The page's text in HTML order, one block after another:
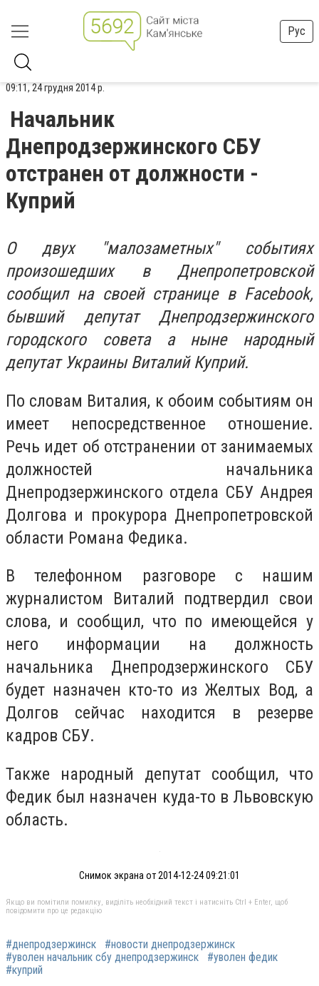
Рус
09:11, 24 грудня 2014 р.
Начальник
Днепродзержинского СБУ
отстранен от должности -
Куприй
О двух "малозаметных" событиях
произошедших в Днепропетровской
сообщил на своей странице в Facebook,
бывший депутат Днепродзержинского
городского совета а ныне народный
депутат Украины Виталий Куприй.
По словам Виталия, к обоим событиям он
имеет непосредственное отношение.
Речь идет об отстранении от занимаемых
должностей начальника
Днепродзержинского отдела СБУ Андрея
Долгова и прокурора Днепропетровской
области Романа Федика.
В телефонном разговоре с нашим
журналистом Виталий подтвердил свои
слова, и сообщил, что по имеющейся у
него информации на должность
начальника Днепродзержинского СБУ
будет назначен кто-то из Желтых Вод, а
Долгов сейчас находится в резерве
кадров СБУ.
Также народный депутат сообщил, что
Федик был назначен куда-то в Львовскую
область.
Снимок экрана от 2014-12-24 09:21:01
Якщо ви помітили помилку, виділіть необхідний текст і натисніть Ctrl + Enter, щоб
повідомити про це редакцію
#днепродзержинск
#новости днепродзержинск
#уволен начальник сбу днепродзержинск
#уволен федик
#куприй